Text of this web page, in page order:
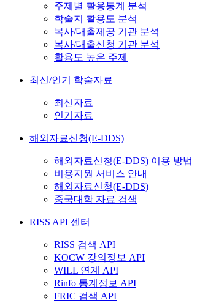
주제별 활용통계 분석
학술지 활용도 분석
복사/대출제공 기관 분석
복사/대출신청 기관 분석
활용도 높은 주제
최신/인기 학술자료
최신자료
인기자료
해외자료신청(E-DDS)
해외자료신청(E-DDS) 이용 방법
비용지원 서비스 안내
해외자료신청(E-DDS)
중국대학 자료 검색
RISS API 센터
RISS 검색 API
KOCW 강의정보 API
WILL 연계 API
Rinfo 통계정보 API
FRIC 검색 API